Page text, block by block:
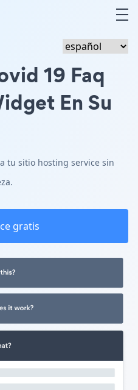
19 Faq
En Su
tu sitio hosting service sin
gratis